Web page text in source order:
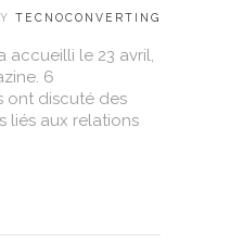
TECNOCONVERTING
accueilli le 23 avril,
6
ont discuté des
liés aux relations